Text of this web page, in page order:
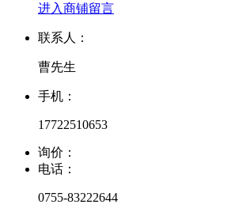
进入商铺留言
联系人：
曹先生
手机：
17722510653
询价：
电话：
0755-83222644